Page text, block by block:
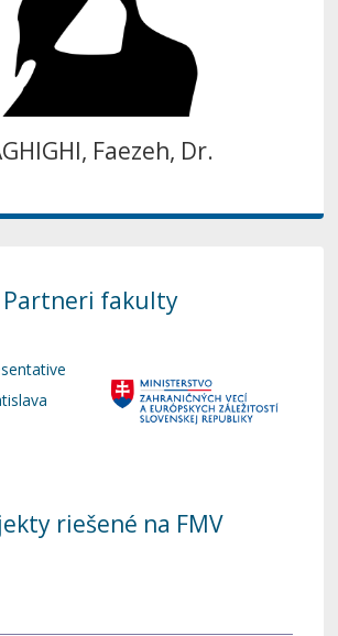
Faezeh, Dr.
Partneri fakulty
riešené na FMV